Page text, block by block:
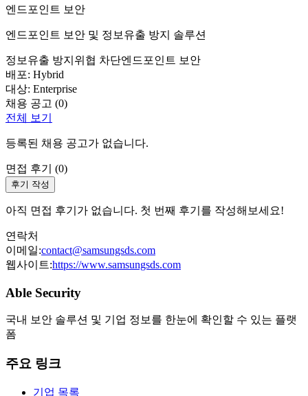
엔드포인트 보안
엔드포인트 보안 및 정보유출 방지 솔루션
정보유출 방지 위협 차단엔드포인트 보안
배포: Hybrid
대상: Enterprise
채용 공고 (0)
전체 보기
등록된 채용 공고가 없습니다.
면접 후기 (0)
후기 작성
아직 면접 후기가 없습니다. 첫 번째 후기를 작성해보세요!
연락처
이메일:contact@samsungsds.com
웹사이트:https://www.samsungsds.com
Able Security
국내 보안 솔루션 및 기업 정보를 한눈에 확인할 수 있는 플랫
폼
주요 링크
기업 목록